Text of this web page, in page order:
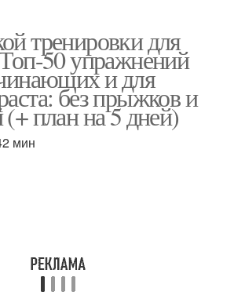
тренировки для
50 упражнений
и для
без прыжков и
план на 5 дней)
мин